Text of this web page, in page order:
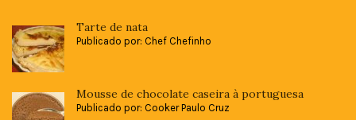
Tarte de nata
Publicado por: Chef Chefinho
Mousse de chocolate caseira à portuguesa
Publicado por: Cooker Paulo Cruz